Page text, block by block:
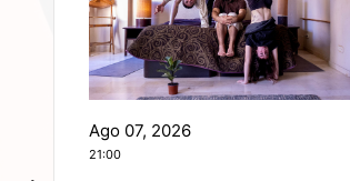
Ago 07, 2026
21:00